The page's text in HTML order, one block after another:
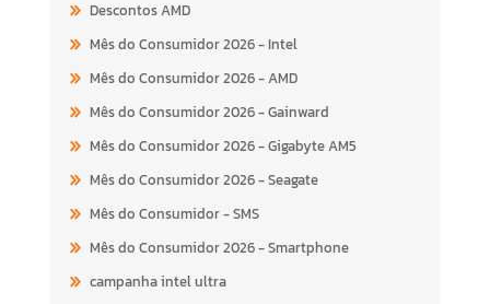
Descontos AMD
Mês do Consumidor 2026 - Intel
Mês do Consumidor 2026 - AMD
Mês do Consumidor 2026 - Gainward
Mês do Consumidor 2026 - Gigabyte AM5
Mês do Consumidor 2026 - Seagate
Mês do Consumidor - SMS
Mês do Consumidor 2026 - Smartphone
campanha intel ultra